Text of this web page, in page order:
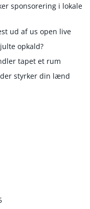
sponsorering i lokale
ud af us open live
opkald?
tapet et rum
der styrker din lænd